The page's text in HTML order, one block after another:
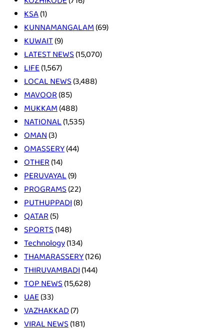
KSA(1)
KUNNAMANGALAM(69)
KUWAIT(9)
LATEST NEWS(15,070)
LIFE(1,567)
LOCAL NEWS(3,488)
MAVOOR(85)
MUKKAM(488)
NATIONAL(1,535)
OMAN(3)
OMASSERY(44)
OTHER(14)
PERUVAYAL(9)
PROGRAMS(22)
PUTHUPPADI(8)
QATAR(5)
SPORTS(148)
Technology(134)
THAMARASSERY(126)
THIRUVAMBADI(144)
TOP NEWS(15,628)
UAE(33)
VAZHAKKAD(7)
VIRAL NEWS(181)